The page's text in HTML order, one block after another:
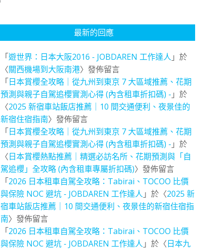
最新的回應
「遊世界：日本大阪2016 - JOBDAREN 工作達人 」於
〈關西機場到大阪南港〉發佈留言
「日本賞櫻全攻略｜從九州到東京 7 大區域推薦、花期
預測與親子自駕追櫻實測心得 (內含租車折扣碼) - 」於
〈2025 新宿車站飯店推薦｜10 間交通便利、夜景佳的
新宿住宿指南〉發佈留言
「日本賞櫻全攻略｜從九州到東京 7 大區域推薦、花期
預測與親子自駕追櫻實測心得 (內含租車折扣碼) - 」於
〈日本賞櫻熱點推薦｜精選必訪名所、花期預測與「自
駕追櫻」全攻略 (內含租車專屬折扣碼)〉發佈留言
「2026 日本租車自駕全攻略：Tabirai、TOCOO 比價
與保險 NOC 避坑 - JOBDAREN 工作達人 」於〈2025 新
宿車站飯店推薦｜10 間交通便利、夜景佳的新宿住宿指
南〉發佈留言
「2026 日本租車自駕全攻略：Tabirai、TOCOO 比價
與保險 NOC 避坑 - JOBDAREN 工作達人 」於〈日本九